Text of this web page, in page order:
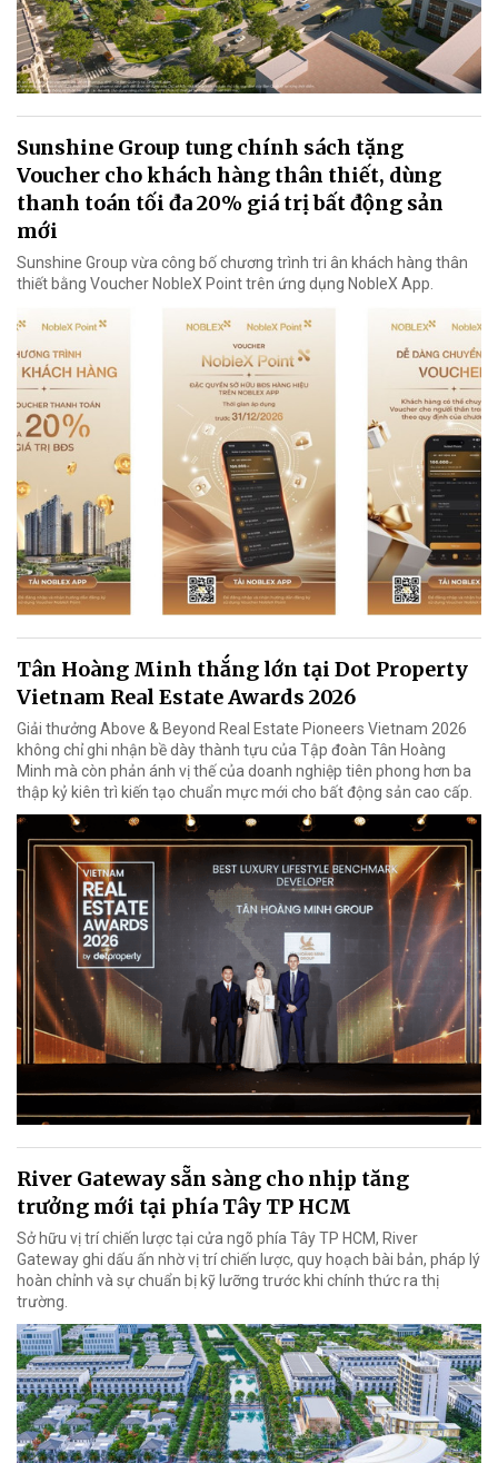
Sunshine Group tung chính sách tặng
Voucher cho khách hàng thân thiết, dùng
thanh toán tối đa 20% giá trị bất động sản
mới
Sunshine Group vừa công bố chương trình tri ân khách hàng thân
thiết bằng Voucher NobleX Point trên ứng dụng NobleX App.
Tân Hoàng Minh thắng lớn tại Dot Property
Vietnam Real Estate Awards 2026
Giải thưởng Above & Beyond Real Estate Pioneers Vietnam 2026
không chỉ ghi nhận bề dày thành tựu của Tập đoàn Tân Hoàng
Minh mà còn phản ánh vị thế của doanh nghiệp tiên phong hơn ba
thập kỷ kiên trì kiến tạo chuẩn mực mới cho bất động sản cao cấp.
River Gateway sẵn sàng cho nhịp tăng
trưởng mới tại phía Tây TP HCM
Sở hữu vị trí chiến lược tại cửa ngõ phía Tây TP HCM, River
Gateway ghi dấu ấn nhờ vị trí chiến lược, quy hoạch bài bản, pháp lý
hoàn chỉnh và sự chuẩn bị kỹ lưỡng trước khi chính thức ra thị
trường.